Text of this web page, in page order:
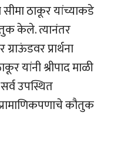
सीमा ठाकूर यांच्याकडे
केले. त्यानंतर
प्रार्थना
यांनी श्रीपाद माळी
उपस्थित
प्रामाणिकपणाचे कौतुक